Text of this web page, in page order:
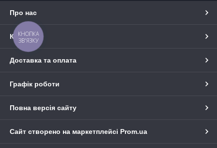
Про нас
Контакти
Доставка та оплата
Графік роботи
Повна версія сайту
Сайт створено на маркетплейсі Prom.ua
КНОПКА
ЗВ'ЯЗКУ